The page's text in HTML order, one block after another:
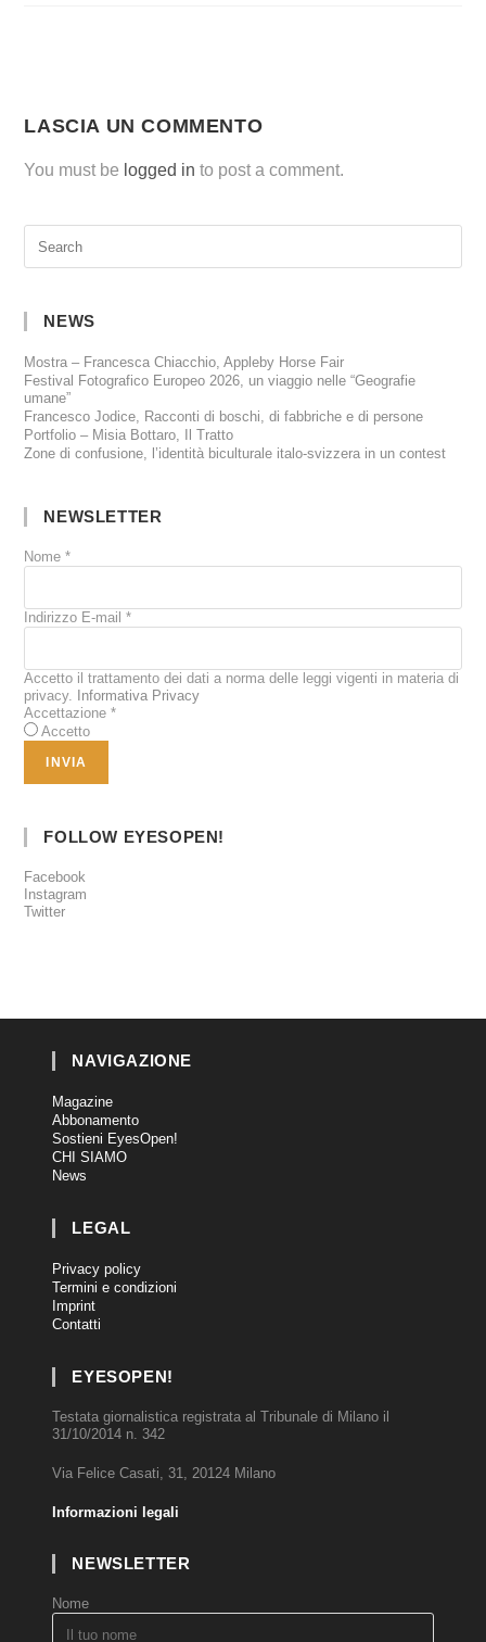
LASCIA UN COMMENTO
You must be logged in to post a comment.
NEWS
Mostra – Francesca Chiacchio, Appleby Horse Fair
Festival Fotografico Europeo 2026, un viaggio nelle “Geografie
umane”
Francesco Jodice, Racconti di boschi, di fabbriche e di persone
Portfolio – Misia Bottaro, Il Tratto
Zone di confusione, l’identità biculturale italo-svizzera in un contest
NEWSLETTER
Nome*
Indirizzo E-mail*
Accetto il trattamento dei dati a norma delle leggi vigenti in materia di
privacy.
Informativa Privacy
Accettazione*
Accetto
FOLLOW EYESOPEN!
Facebook
Instagram
Twitter
NAVIGAZIONE
Magazine
Abbonamento
Sostieni EyesOpen!
CHI SIAMO
News
LEGAL
Privacy policy
Termini e condizioni
Imprint
Contatti
EYESOPEN!
Testata giornalistica registrata al Tribunale di Milano il
31/10/2014 n. 342
Via Felice Casati, 31, 20124 Milano
Informazioni legali
NEWSLETTER
Nome